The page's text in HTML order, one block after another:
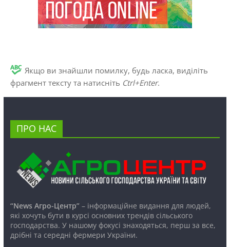
Якщо ви знайшли помилку, будь ласка, виділіть
фрагмент тексту та натисніть Ctrl+Enter.
ПРО НАС
“News Агро-Центр”– інформаційне видання для людей,
які хочуть бути в курсі основних трендів сільського
господарства. У нашому фокусі знаходяться, перш за все,
дрібні та середні фермери України.